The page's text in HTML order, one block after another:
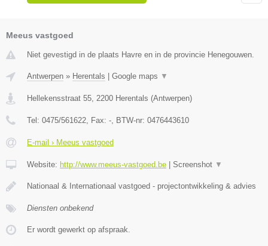
Meeus vastgoed
Niet gevestigd in de plaats Havre en in de provincie Henegouwen.
Antwerpen » Herentals | Google maps ▼
Hellekensstraat 55 2200 Herentals (Antwerpen)
Tel: 0475/561622 , Fax: - , BTW-nr: 0476443610
E-mail › Meeus vastgoed
Website: http://www.meeus-vastgoed.be | Screenshot ▼
Nationaal & Internationaal vastgoed - projectontwikkeling & advies
Diensten onbekend
Er wordt gewerkt op afspraak.